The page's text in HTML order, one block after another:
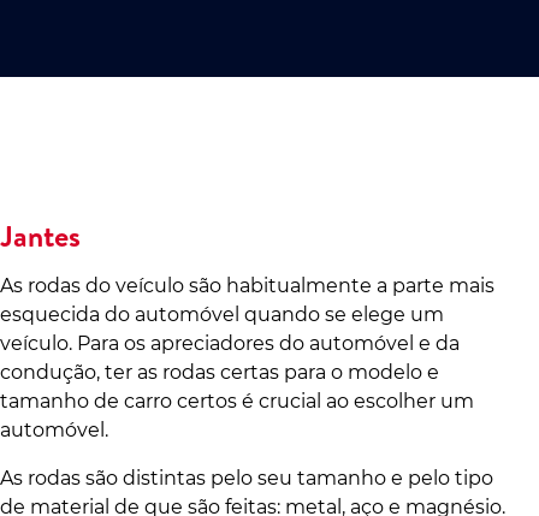
Jantes
As rodas do veículo são habitualmente a parte mais
esquecida do automóvel quando se elege um
veículo. Para os apreciadores do automóvel e da
condução, ter as rodas certas para o modelo e
tamanho de carro certos é crucial ao escolher um
automóvel.
As rodas são distintas pelo seu tamanho e pelo tipo
de material de que são feitas: metal, aço e magnésio.